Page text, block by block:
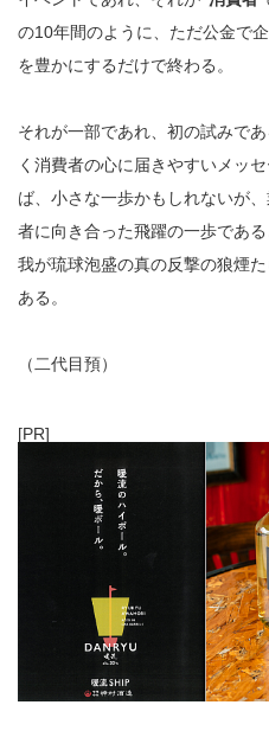
の10年間のように、ただ公金で
を豊かにするだけで終わる。
それが一部であれ、初の試みで
く消費者の心に届きやすいメッ
ば、小さな一歩かもしれないが
者に向き合った飛躍の一歩であ
我が琉球泡盛の真の反撃の狼煙
ある。
（二代目預）
[PR]